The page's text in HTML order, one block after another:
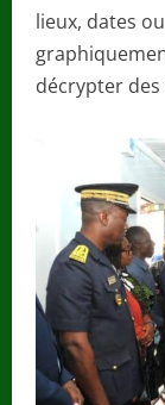
lieux, dates
décrypter des